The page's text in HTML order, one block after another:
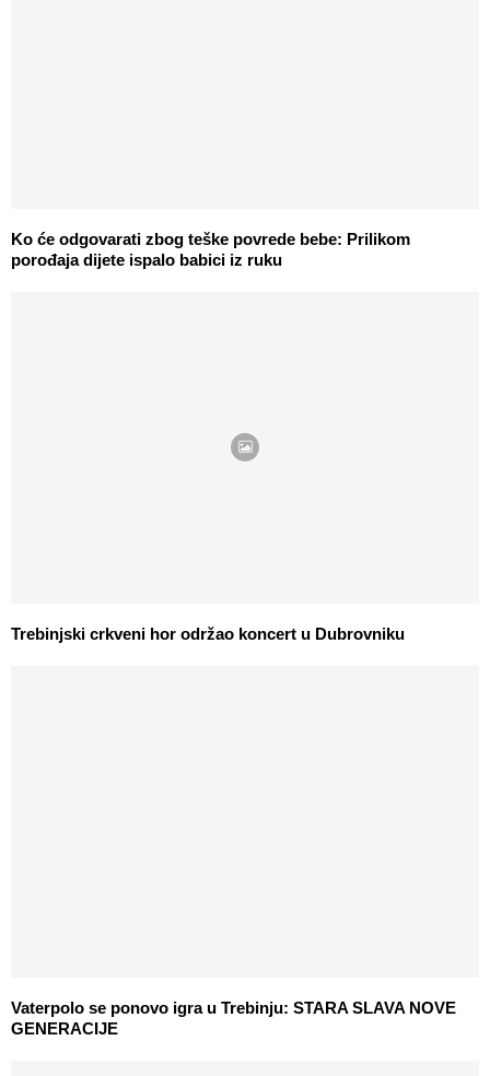
Ko će odgovarati zbog teške povrede bebe: Prilikom
porođaja dijete ispalo babici iz ruku
Trebinjski crkveni hor održao koncert u Dubrovniku
Vaterpolo se ponovo igra u Trebinju: STARA SLAVA NOVE
GENERACIJE